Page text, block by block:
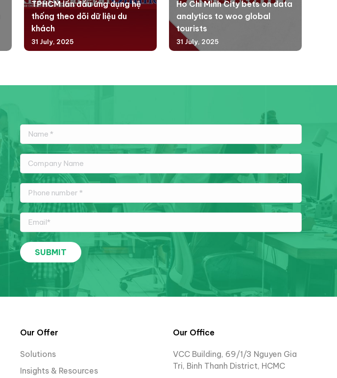
TPHCM lần đầu ứng dụng hệ
thống theo dõi dữ liệu du
khách
31 July, 2025
Ho Chi Minh City bets on data
analytics to woo global
tourists
31 July, 2025
Our Offer
Solutions
Insights & Resources
Our Office
VCC Building, 69/1/3 Nguyen Gia
Tri, Binh Thanh District, HCMC